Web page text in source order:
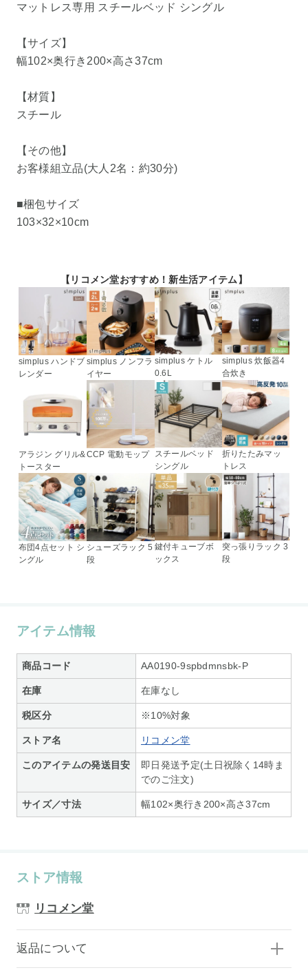
マットレス専用 スチールベッド シングル
【サイズ】
幅102×奥行き200×高さ37cm
【材質】
スチール
【その他】
お客様組立品(大人2名：約30分)
■梱包サイズ
103×32×10cm
【リコメン堂おすすめ！新生活アイテム】
simplus ハンドブ
レンダー
simplus ノンフラ
イヤー
simplus ケトル
0.6L
simplus 炊飯器4
合炊き
アラジン グリル&
トースター
CCP 電動モップ スチールベッド
シングル
折りたたみマッ
トレス
布団4点セット シ
ングル
シューズラック 5
段
鍵付キューブボ
ックス
突っ張りラック 3
段
アイテム情報
商品コード AA0190-9spbdmnsbk-P
在庫 在庫なし
税区分 ※10%対象
ストア名 リコメン堂
このアイテムの発送目安
即日発送予定(土日祝除く14時ま
でのご注文)
サイズ／寸法 幅102×奥行き200×高さ37cm
ストア情報
リコメン堂
返品について